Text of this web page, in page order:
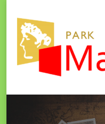
Park Matilo